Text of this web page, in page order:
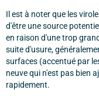
Il est à noter que les
d'être une source
en raison d'une trop
suite d'usure,
surfaces (accentué par
neuve qui n'est pas bien
rapidement.